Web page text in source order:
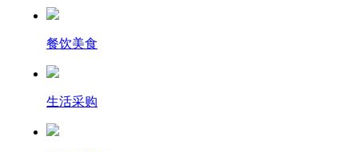
餐饮美食
生活采购